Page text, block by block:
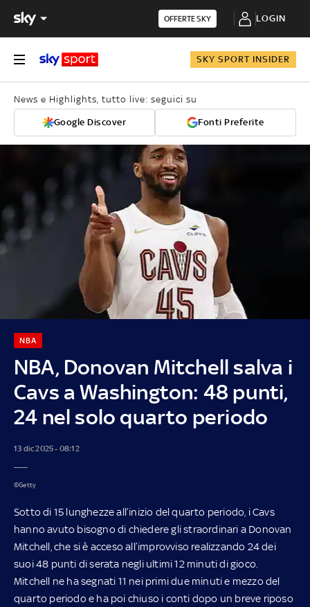
OFFERTE SKY LOGIN
SKY SPORT INSIDER
News e Highlights, tutto live: seguici su
Google Discover Fonti Preferite
NBA, Donovan Mitchell salva i
Cavs a Washington: 48 punti,
24 nel solo quarto periodo
NBA
13 dic 2025 - 08:12
©Getty
Sotto di 15 lunghezze all’inizio del quarto periodo, i Cavs
hanno avuto bisogno di chiedere gli straordinari a Donovan
Mitchell, che si è acceso all’improvviso realizzando 24 dei
suoi 48 punti di serata negli ultimi 12 minuti di gioco.
Mitchell ne ha segnati 11 nei primi due minuti e mezzo del
quarto periodo e ha poi chiuso i conti dopo un breve riposo